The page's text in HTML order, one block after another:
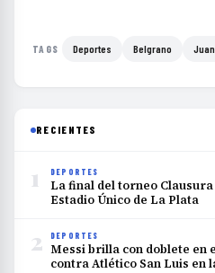
TAGS Deportes Belgrano
RECIENTES
1 DEPORTES
La final del torneo Clausura
Estadio Único de La Plata
2 DEPORTES
Messi brilla con doblete
contra Atlético San Luis en